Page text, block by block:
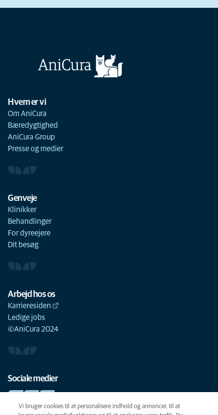
Hvem er vi
Om AniCura
Bæredygtighed
AniCura Group
Presse og medier
Genveje
Klinikker
Behandlinger
For dyreejere
Dit besøg
Arbejd hos os
Karrieresiden
Ledige jobs
©AniCura 2024
Sociale medier
Vi bruger cookies til at personalisere indhold og annoncer, til at